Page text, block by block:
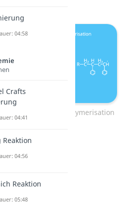
radikalische Polymerisation
04:58
Crafts
04:41
04:56
Reaktion
05:48